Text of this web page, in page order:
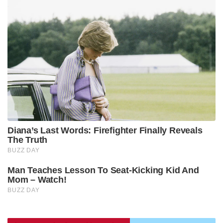
പടർന്ന് കയറുന്നത് പോലെയായിരുന്നു
തിരുവിതാംകൂറിന്റെ കുതിരപ്പടയുടെ മുന്നേറ്റം .
പരിക്കേറ്റവരേയും മരിച്ചവരേയും പടക്കളത്തിൽ
തന്നെ ഇട്ട് ഡച്ചു സൈന്യം പിന്തിരിഞ്ഞോടി കോട്ടയിൽ
അഭയം പ്രാപിച്ചു. ഓഫീസർമാരുൾപ്പെടെ
ഇരുപത്തിനാല് ഡച്ച് സൈനികർ തടവിലാക്കപ്പെട്ടു.
കോട്ടവളഞ്ഞ് തിരുവിതാംകൂർ സൈന്യം
ആക്രമണമാരംഭിച്ചു. മണിക്കൂറുകൾക്കുള്ളിൽ കോട്ട
പിടിച്ചടക്കി . ഡച്ചുകാർ പ്രാണരക്ഷാർത്ഥം
കപ്പലിലേക്ക് ഓടി .വളഞ്ഞു നിന്ന തിരുവിതാംകൂർ
വഞ്ചികളിൽ നിന്ന് രക്ഷപ്പെട്ട് കപ്പലിലെത്തിയ
ഡച്ചുകാർ കൊച്ചിയിലേക്ക് പലായനം ചെയ്തു.
തടവിലാക്കപ്പെട്ടവരോട് തിരുവിതാംകൂർ മാന്യമായി